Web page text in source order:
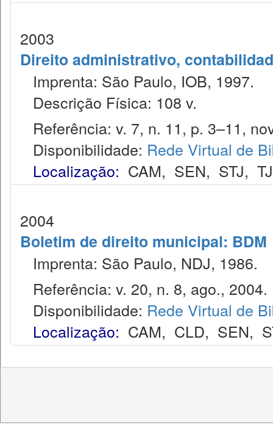
2003
Direito administrativo,
Imprenta: São Paulo, IOB, 1997.
Descrição Física: 108 v.
Referência: v. 7, n. 11, p. 3–11,
Disponibilidade: Rede Virtual de
Localização: CAM, SEN, STJ,
2004
Boletim de direito municipal: BDM
Imprenta: São Paulo, NDJ, 1986.
Referência: v. 20, n. 8, ago., 2004.
Disponibilidade: Rede Virtual de
Localização: CAM, CLD, SEN,